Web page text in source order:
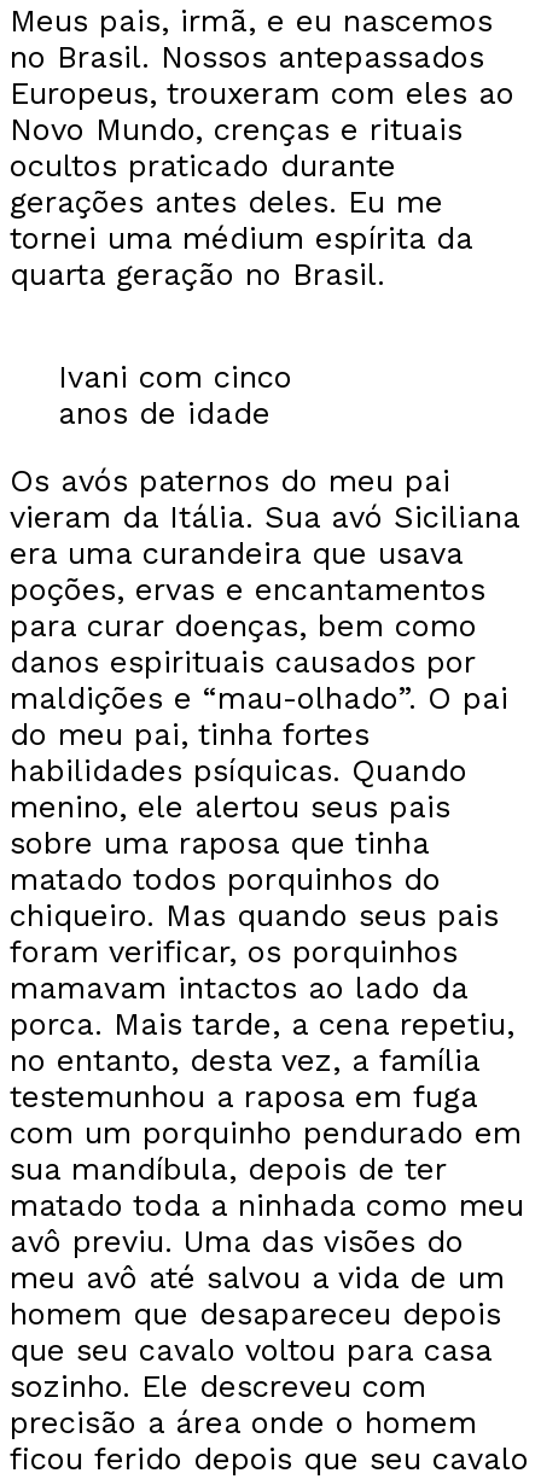
Meus pais, irmã, e eu nascemos
no Brasil. Nossos antepassados
Europeus, trouxeram com eles ao
Novo Mundo, crenças e rituais
ocultos praticado durante
gerações antes deles. Eu me
tornei uma médium espírita da
quarta geração no Brasil.
Ivani com cinco
anos de idade
Os avós paternos do meu pai
vieram da Itália. Sua avó Siciliana
era uma curandeira que usava
poções, ervas e encantamentos
para curar doenças, bem como
danos espirituais causados por
maldições e “mau-olhado”. O pai
do meu pai, tinha fortes
habilidades psíquicas. Quando
menino, ele alertou seus pais
sobre uma raposa que tinha
matado todos porquinhos do
chiqueiro. Mas quando seus pais
foram verificar, os porquinhos
mamavam intactos ao lado da
porca. Mais tarde, a cena repetiu,
no entanto, desta vez, a família
testemunhou a raposa em fuga
com um porquinho pendurado em
sua mandíbula, depois de ter
matado toda a ninhada como meu
avô previu. Uma das visões do
meu avô até salvou a vida de um
homem que desapareceu depois
que seu cavalo voltou para casa
sozinho. Ele descreveu com
precisão a área onde o homem
ficou ferido depois que seu cavalo